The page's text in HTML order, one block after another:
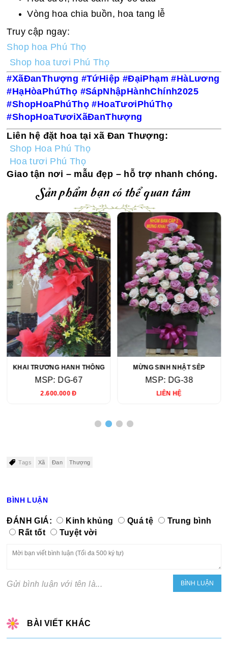
Vòng hoa chia buồn, hoa tang lễ
Truy cập ngay:
Shop hoa Phú Thọ
Shop hoa tươi Phú Thọ
#XãĐanThượng #TứHiệp #ĐạiPhạm #HàLương
#HạHòaPhúThọ #SápNhậpHànhChính2025
#ShopHoaPhúThọ #HoaTươiPhúThọ
#ShopHoaTươiXãĐanThượng
Liên hệ đặt hoa tại xã Đan Thượng:
Shop Hoa Phú Thọ
Hoa tươi Phú Thọ
Giao tận nơi – mẫu đẹp – hỗ trợ nhanh chóng.
Sản phẩm bạn có thể quan tâm
KHAI TRƯƠNG HANH THÔNG
MSP: DG-67
2.600.000 Đ
MỪNG SINH NHẬT SÊP
MSP: DG-38
LIÊN HỆ
Tags Xã Đan Thượng
BÌNH LUẬN
ĐÁNH GIÁ: Kinh khủng Quá tệ
Trung bình
Rất tốt
Tuyệt vời
Gửi bình luận với tên là...
BÀI VIẾT KHÁC